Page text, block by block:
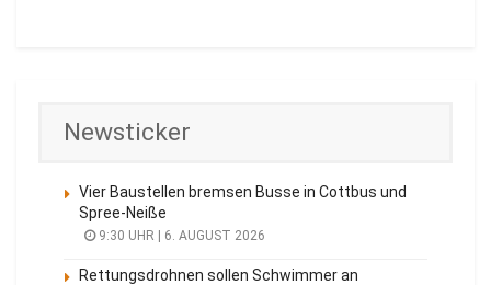
Newsticker
Vier Baustellen bremsen Busse in Cottbus und
Spree-Neiße
9:30 UHR | 6. AUGUST 2026
Rettungsdrohnen sollen Schwimmer an